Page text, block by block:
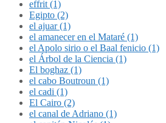
effrit (1)
Egipto (2)
el ajuar (1)
el amanecer en el Mataré (1)
el Apolo sirio o el Baal fenicio (1)
el Árbol de la Ciencia (1)
El boghaz (1)
el cabo Boutroun (1)
el cadi (1)
El Cairo (2)
el canal de Adriano (1)